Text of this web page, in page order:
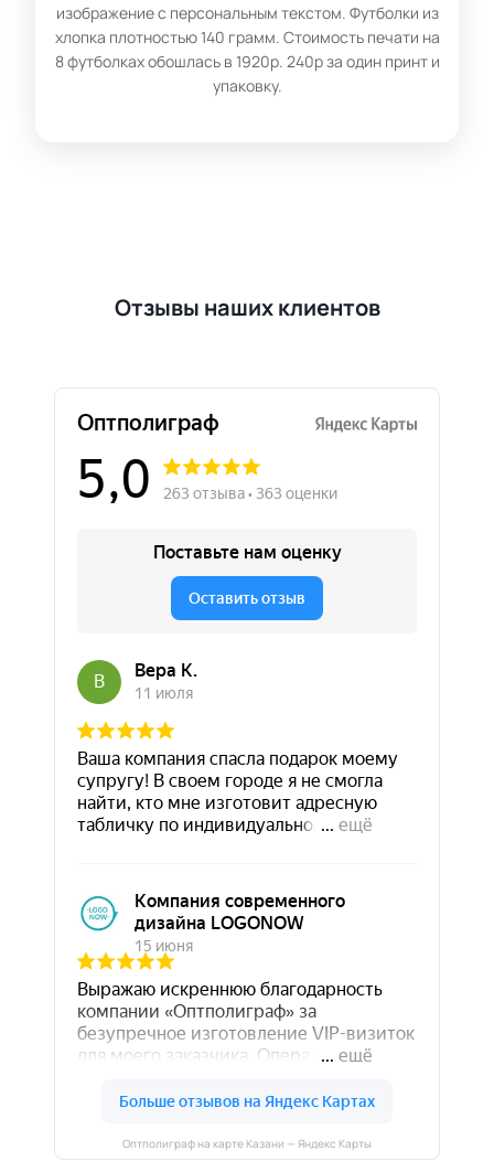
изображение с персональным текстом. Футболки из
хлопка плотностью 140 грамм. Стоимость печати на
8 футболках обошлась в 1920р. 240р за один принт и
упаковку.
Отзывы наших клиентов
Оптполиграф на карте Казани — Яндекс Карты